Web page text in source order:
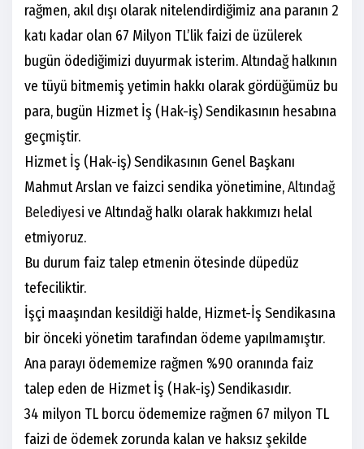
rağmen, akıl dışı olarak nitelendirdiğimiz ana paranın 2
katı kadar olan 67 Milyon TL’lik faizi de üzülerek
bugün ödediğimizi duyurmak isterim. Altındağ halkının
ve tüyü bitmemiş yetimin hakkı olarak gördüğümüz bu
para, bugün Hizmet İş (Hak-iş) Sendikasının hesabına
geçmiştir.
Hizmet İş (Hak-iş) Sendikasının Genel Başkanı
Mahmut Arslan ve faizci sendika yönetimine,Altındağ
Belediyesi ve Altındağ halkı olarak hakkımızı helal
etmiyoruz.
Bu durum faiz talep etmenin ötesinde düpedüz
tefeciliktir.
İşçi maaşından kesildiği halde, Hizmet-İş Sendikasına
bir önceki yönetim tarafından ödeme yapılmamıştır.
Ana parayı ödememize rağmen %90 oranında faiz
talep eden de Hizmet İş (Hak-iş) Sendikasıdır.
34 milyon TL borcu ödememize rağmen 67 milyon TL
faizi de ödemek zorunda kalan ve haksız şekilde